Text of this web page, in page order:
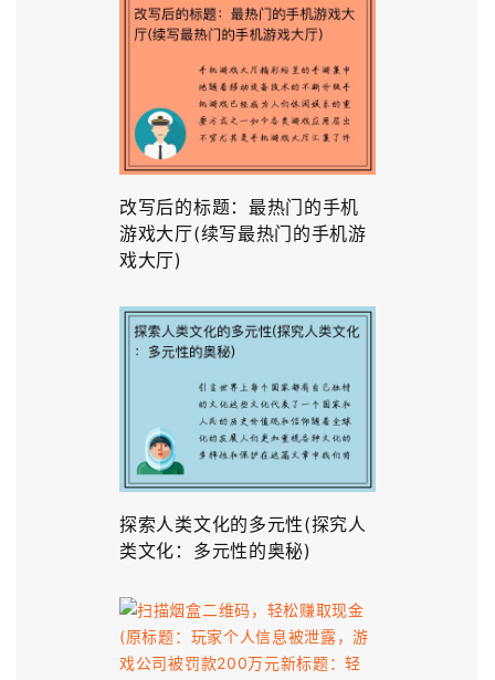
改写后的标题：最热门的手机
游戏大厅(续写最热门的手机游
戏大厅)
探索人类文化的多元性(探究人
类文化：多元性的奥秘)